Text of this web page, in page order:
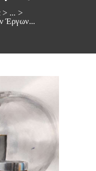
...
Έργων...